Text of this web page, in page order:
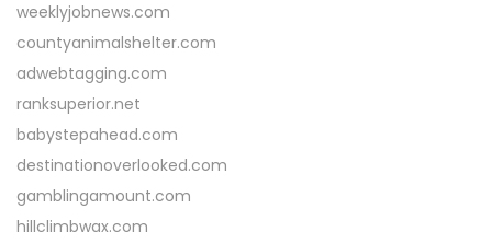
weeklyjobnews.com
countyanimalshelter.com
adwebtagging.com
ranksuperior.net
babystepahead.com
destinationoverlooked.com
gamblingamount.com
hillclimbwax.com